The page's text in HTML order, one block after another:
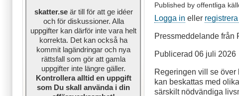
skatter.seär till för att ge idéer
och för diskussioner. Alla
uppgifter kan därför inte vara helt
korrekta. Det kan också ha
kommit lagändringar och nya
rättsfall som gör att gamla
uppgifter inte längre gäller.
Kontrollera alltid en uppgift
som Du skall använda i din
Published byoffentliga
Logga in eller
Pressmeddelande från
Publicerad 06 juli 2026
Regeringen vill se över
kan beskattas med
särskilt nödvändiga